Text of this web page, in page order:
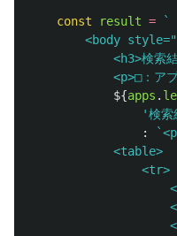
const result =
`
<body
<h3>検索
<p>□：ア
${apps .
'検索
:
            <table>
                <tr>